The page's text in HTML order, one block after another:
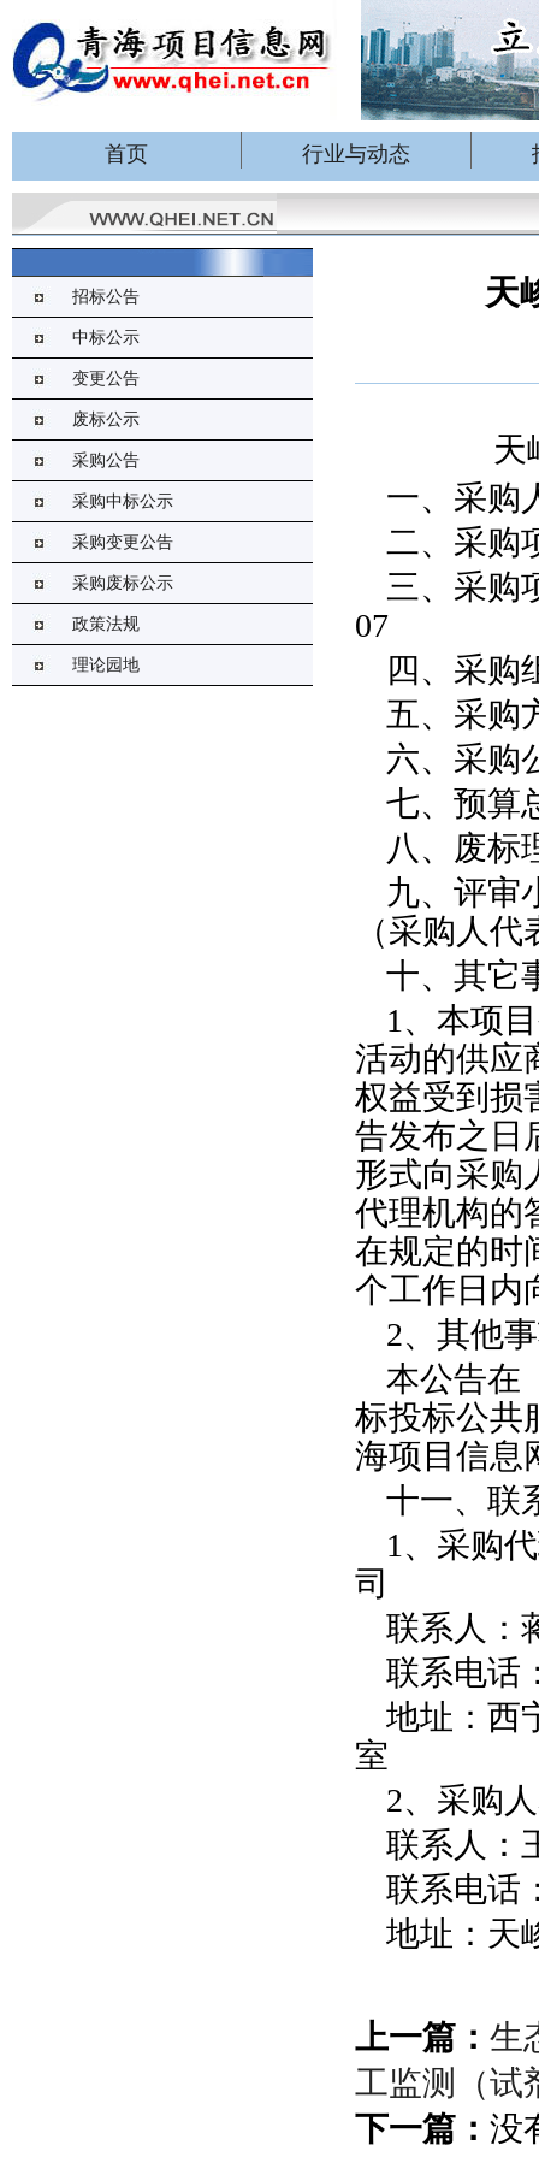
首页 行业与动态
招标公告
中标公示
变更公告
废标公示
采购公告
采购中标公示
采购变更公告
采购废标公示
政策法规
理论园地
天
天
一、采购
二、采购
三、采购
07
四、采购
五、采购
六、采购
七、预算
八、废标
九、评审
（采购人代
十、其它
1、本项
活动的供应
权益受到损
告发布之日
形式向采购
代理机构的
在规定的时
个工作日内
2、其他
本公告在
标投标公共
海项目信息
十一、联
1、采购
司
联系人：
联系电话
地址：西
室
2、采购
联系人：
联系电话
地址：天
上一篇： 生
工监测（试
下一篇： 没